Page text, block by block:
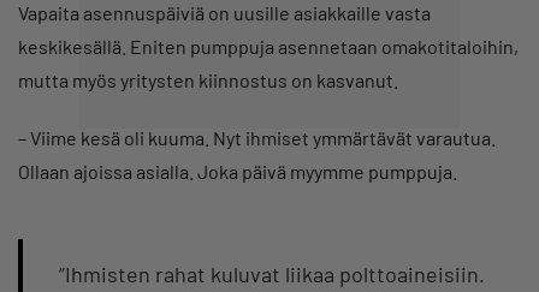
Vapaita asennuspäiviä on uusille asiakkaille vasta
keskikesällä. Eniten pumppuja asennetaan omakotitaloihin,
mutta myös yritysten kiinnostus on kasvanut.
– Viime kesä oli kuuma. Nyt ihmiset ymmärtävät varautua.
Ollaan ajoissa asialla. Joka päivä myymme pumppuja.
”Ihmisten rahat kuluvat liikaa polttoaineisiin.